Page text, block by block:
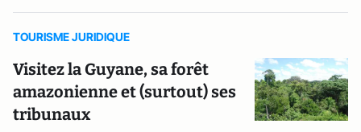
TOURISME JURIDIQUE
Visitez la Guyane, sa forêt
amazonienne et (surtout) ses
tribunaux